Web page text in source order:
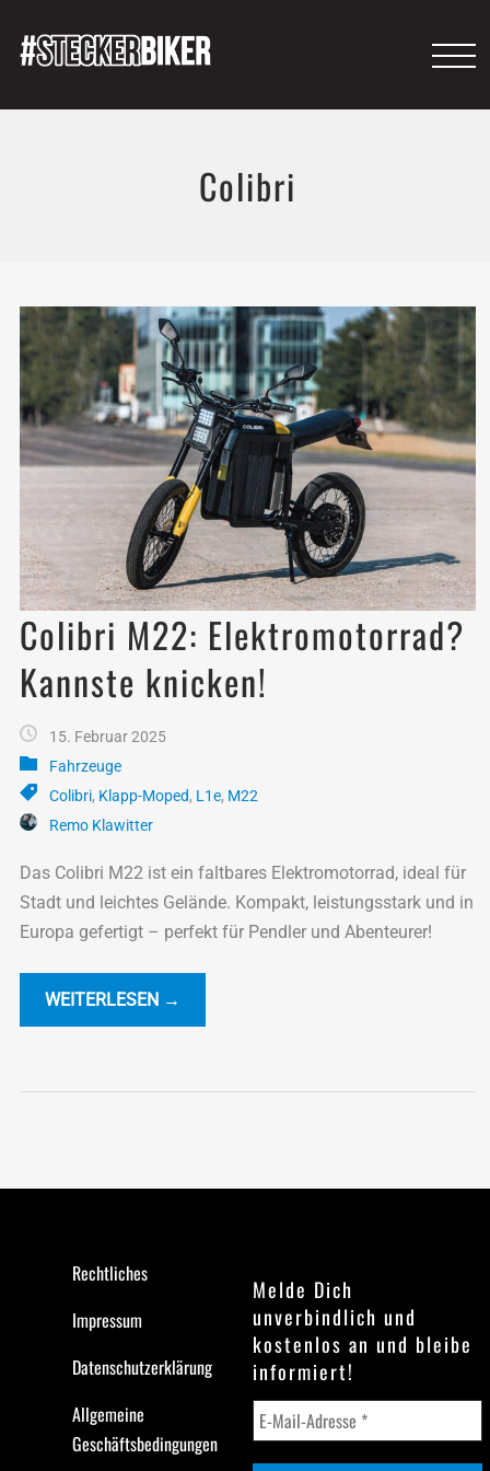
Colibri
Colibri M22: Elektromotorrad?
Kannste knicken!
15. Februar 2025
Fahrzeuge
Colibri, Klapp-Moped, L1e, M22
Remo Klawitter
Das Colibri M22 ist ein faltbares Elektromotorrad, ideal für
Stadt und leichtes Gelände. Kompakt, leistungsstark und in
Europa gefertigt – perfekt für Pendler und Abenteurer!
WEITERLESEN →
Rechtliches
Impressum
Datenschutzerklärung
Allgemeine
Geschäftsbedingungen
Melde Dich
unverbindlich und
kostenlos an und bleibe
informiert!